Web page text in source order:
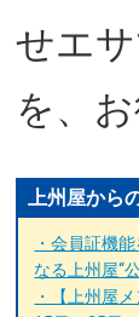
せエ
を、
上州屋から
・会員証機
なる上州屋“
・【上州屋